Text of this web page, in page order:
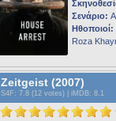
Σενάριο:
Ηθοποιοί:
Roza
Zeitgeist (2007)
S4F : 7.8 (12 votes) | iMDB: 8.1